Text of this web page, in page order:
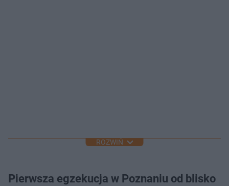
ROZWIŃ
Pierwsza egzekucja w Poznaniu od blisko